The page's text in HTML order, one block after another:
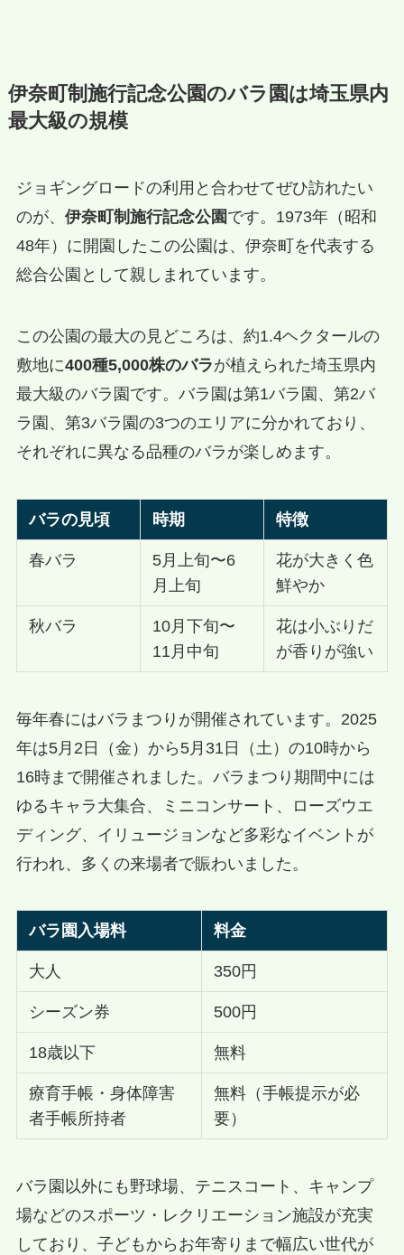
伊奈町制施行記念公園のバラ園は埼玉県内
最大級の規模
ジョギングロードの利用と合わせてぜひ訪れたい
のが、 伊奈町制施行記念公園です。1973年（昭和
48年）に開園したこの公園は、伊奈町を代表する
総合公園として親しまれています。
この公園の最大の見どころは、約1.4ヘクタールの
敷地に400種5,000株のバラが植えられた埼玉県内
最大級のバラ園です。バラ園は第1バラ園、第2バ
ラ園、第3バラ園の3つのエリアに分かれており、
それぞれに異なる品種のバラが楽しめます。
バラの見頃 時期 特徴
春バラ
5月上旬〜6
月上旬
花が大きく色
鮮やか
秋バラ
10月下旬〜
11月中旬
花は小ぶりだ
が香りが強い
毎年春にはバラまつりが開催されています。2025
年は5月2日（金）から5月31日（土）の10時から
16時まで開催されました。バラまつり期間中には
ゆるキャラ大集合、ミニコンサート、ローズウエ
ディング、イリュージョンなど多彩なイベントが
行われ、多くの来場者で賑わいました。
バラ園入場料 料金
大人 350円
シーズン券 500円
18歳以下 無料
療育手帳・身体障害
者手帳所持者
無料（手帳提示が必
要）
バラ園以外にも野球場、テニスコート、キャンプ
場などのスポーツ・レクリエーション施設が充実
しており、子どもからお年寄りまで幅広い世代が